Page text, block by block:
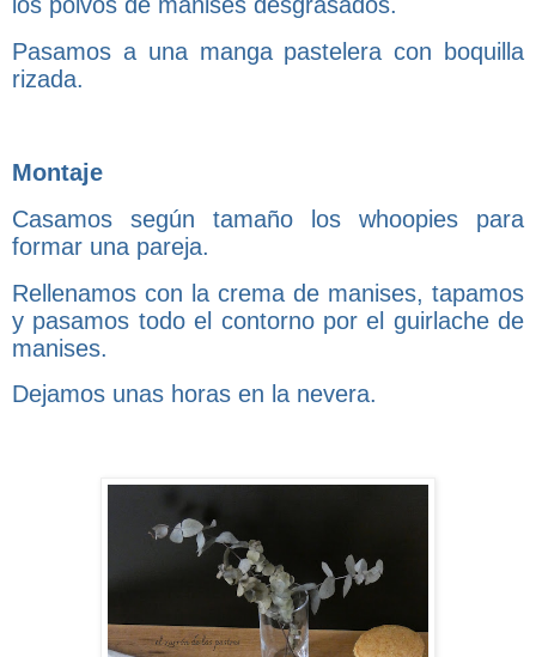
Pasamos a una manga pastelera con boquilla
rizada.
Montaje
Casamos según tamaño los whoopies para
formar una pareja.
Rellenamos con la crema de manises, tapamos
y pasamos todo el contorno por el guirlache de
manises.
Dejamos unas horas en la nevera.